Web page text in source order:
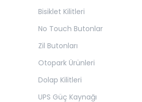
Bisiklet Kilitleri
No Touch Butonlar
Zil Butonları
Otopark Ürünleri
Dolap Kilitleri
UPS Güç Kaynağı